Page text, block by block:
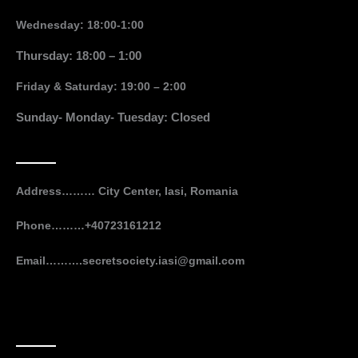
Wednesday: 18:00-1:00
Thursday: 18:00 – 1:00
Friday & Saturday: 19:00 – 2:00
Sunday- Monday- Tuesday: Closed
Address……… City Center, Iasi, Romania
Phone………+40723161212
Email……….secretsociety.iasi@gmail.com